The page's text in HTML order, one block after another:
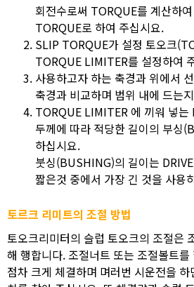
회전수로써 TORQUE를 계산하
TORQUE로 하여 주십시요.
SLIP TORQUE가 설정 토오크
TORQUE LIMITER를 설정하여
사용하고자 하는 축경과 위에서
축경과 비교하며 범위 내에 드는
TORQUE LIMITER 에 끼워 넣는
두께에 따라 적당한 길이의 부싱
하십시요.
붓싱(BUSHING)의 길이는
짧은것 중에서 가장 긴 것을 사용
토르크 리미트의 조절 방법
토오크리미터의 슬럽 토오크의 조절은
해 행합니다. 조절너트 또는 조절볼트
점차 크게 체결하며 며러번 시운전을